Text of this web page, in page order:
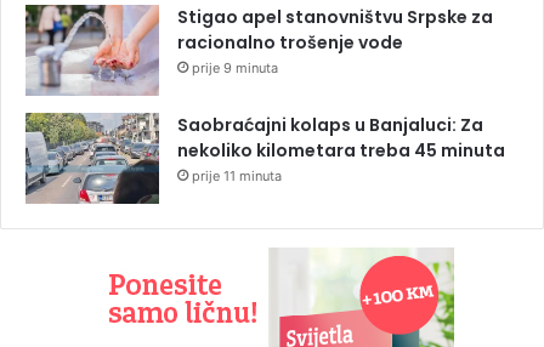
Stigao apel stanovništvu Srpske za
racionalno trošenje vode
prije 9 minuta
Saobraćajni kolaps u Banjaluci: Za
nekoliko kilometara treba 45 minuta
prije 11 minuta